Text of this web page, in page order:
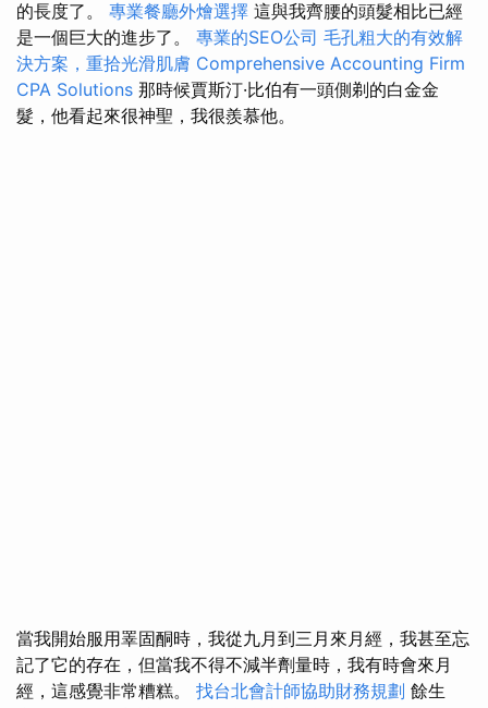
的長度了。 專業餐廳外燴選擇 這與我齊腰的頭髮相比已經
是一個巨大的進步了。 專業的SEO公司 毛孔粗大的有效解
決方案，重拾光滑肌膚 Comprehensive Accounting Firm
CPA Solutions 那時候賈斯汀·比伯有一頭側剃的白金金
髮，他看起來很神聖，我很羨慕他。
當我開始服用睪固酮時，我從九月到三月來月經，我甚至忘
記了它的存在，但當我不得不減半劑量時，我有時會來月
經，這感覺非常糟糕。 找台北會計師協助財務規劃 餘生